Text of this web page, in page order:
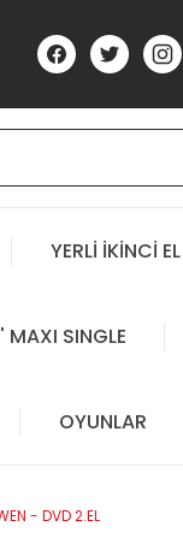
YERLİ İKİNCİ
MAXI SINGLE
OYUNLAR
- DVD 2.EL